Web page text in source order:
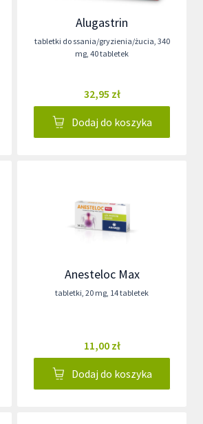
Alugastrin
tabletki do ssania/gryzienia/żucia, 340
mg, 40 tabletek
32,95 zł
Dodaj do koszyka
Anesteloc Max
tabletki, 20 mg, 14 tabletek
11,00 zł
Dodaj do koszyka